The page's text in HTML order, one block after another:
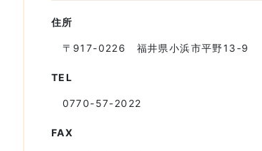
住所
〒917-0226 福井県小浜市平野13-9
TEL
0770-57-2022
FAX